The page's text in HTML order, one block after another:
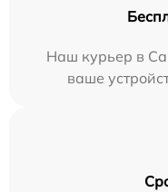
Наш курьер в
ваше